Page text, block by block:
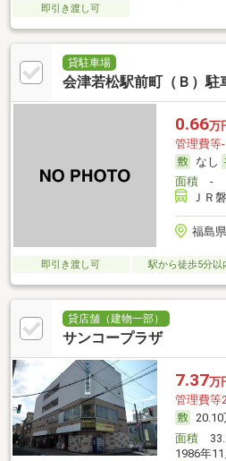
即引き渡し可
貸駐車場
会津若松駅前町（Ｂ）駐
0.66万
管理費等-
なし
面積-
ＪＲ
福島
即引き渡し可 駅から徒歩5分以
貸店舗（建物一部）
サンコープラザ
7.37万
管理費等
面積
1986年